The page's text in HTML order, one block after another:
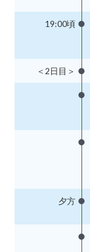
19:00頃
＜2日目＞
夕方